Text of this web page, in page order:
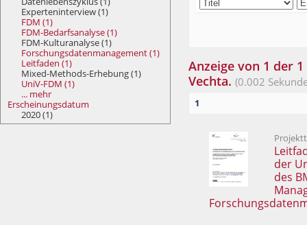
Anzeige von 1 der
Vechta. (0.002
1
der
des
Experteninterview (1)
FDM (1)
FDM-Bedarfsanalyse (1)
FDM-Kulturanalyse (1)
Forschungsdatenmanagement (1)
Leitfaden (1)
Mixed-Methods-Erhebung (1)
UniV-FDM (1)
... mehr
Erscheinungsdatum
2020 (1)